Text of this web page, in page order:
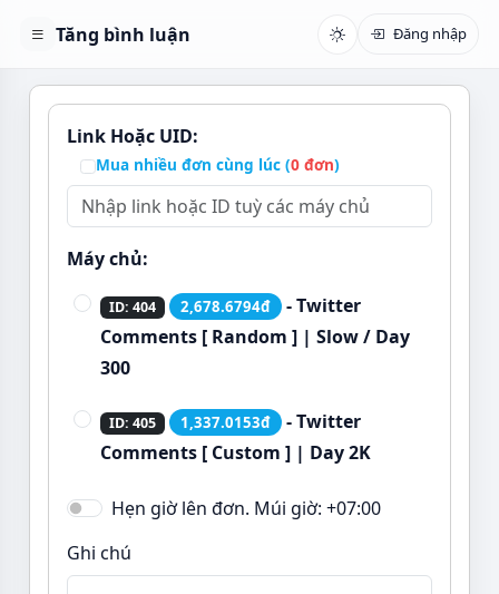
Tăng bình luận Đăng nhập
Link Hoặc UID:
Mua nhiều đơn cùng lúc (0đơn)
Máy chủ:
ID: 404 2,678.6794đ
- Twitter
Comments [ Random ] | Slow / Day
300
ID: 405 1,337.0153đ
- Twitter
Comments [ Custom ] | Day 2K
Hẹn giờ lên đơn. Múi giờ: +07:00
Ghi chú